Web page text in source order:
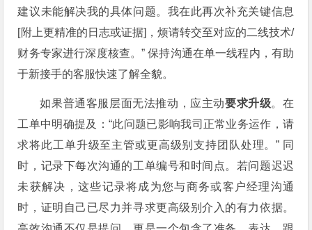
建议未能解决我的具体问题。我在此再次补充关键信息
[附上更精准的日志或证据]，烦请转交至对应的二线技术/
财务专家进行深度核查。” 保持沟通在单一线程内，有助
于新接手的客服快速了解全貌。
如果普通客服层面无法推动，应主动要求升级。在
工单中明确提及：“此问题已影响我司正常业务运作，请
求将此工单升级至主管或更高级别支持团队处理。” 同
时，记录下每次沟通的工单编号和时间点。若问题迟迟
未获解决，这些记录将成为您与商务或客户经理沟通
时，证明自己已尽力并寻求更高级别介入的有力依据。